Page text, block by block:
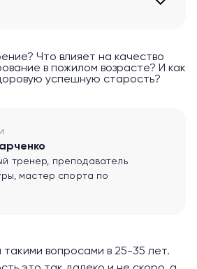
Что влияет на качество
в пожилом возрасте? И как
успешную старость?
тренер, преподаватель
мастер спорта по
такими вопросами в 25-35 лет.